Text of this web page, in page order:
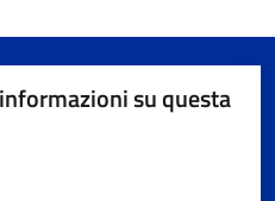
su questa